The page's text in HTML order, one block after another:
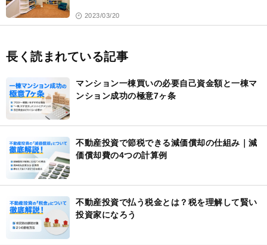
2023/03/20
長く読まれている記事
マンション一棟買いの必要自己資金額と一棟マ
ンション成功の極意7ヶ条
不動産投資で節税できる減価償却の仕組み｜減
価償却費の4つの計算例
不動産投資で払う税金とは？税を理解して賢い
投資家になろう